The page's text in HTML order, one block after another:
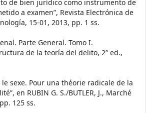
de bien jurídico como instrumento de
a examen”, Revista Electrónica de
15-01, 2013, pp. 1 ss.
Parte General. Tomo I.
de la teoría del delito, 2ª ed.,
le sexe. Pour una théorie radicale de la
en RUBIN G. S./BUTLER, J., Marché
125 ss.